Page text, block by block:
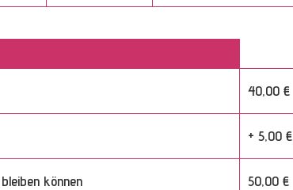
40,00 €
+ 5,00 €
können 50,00 €